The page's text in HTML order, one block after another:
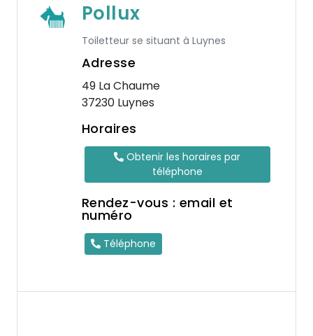
Pollux
Toiletteur se situant à Luynes
Adresse
49 La Chaume
37230 Luynes
Horaires
Obtenir les horaires par
téléphone
Rendez-vous : email et
numéro
Téléphone